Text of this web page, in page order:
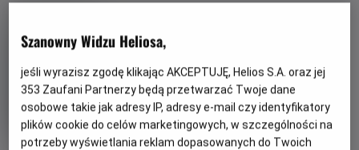
The Amazing Digital Circus: The
Last Act - napisy - Event
projekt
Szanowny Widzu Heliosa,
jeśli wyrazisz zgodę klikając AKCEPTUJĘ, Helios S.A. oraz jej
353 Zaufani Partnerzy będą przetwarzać Twoje dane
osobowe takie jak adresy IP, adresy e-mail czy identyfikatory
plików cookie do celów marketingowych, w szczególności na
potrzeby wyświetlania reklam dopasowanych do Twoich